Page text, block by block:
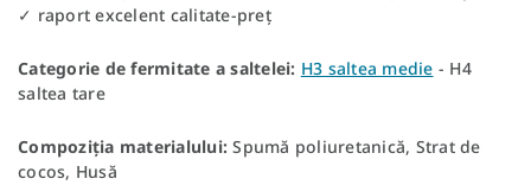
✓ raport excelent calitate-preț
Categorie de fermitate a saltelei: H3 saltea medie - H4
saltea tare
Compoziția materialului: Spumă poliuretanică, Strat de
cocos, Husă